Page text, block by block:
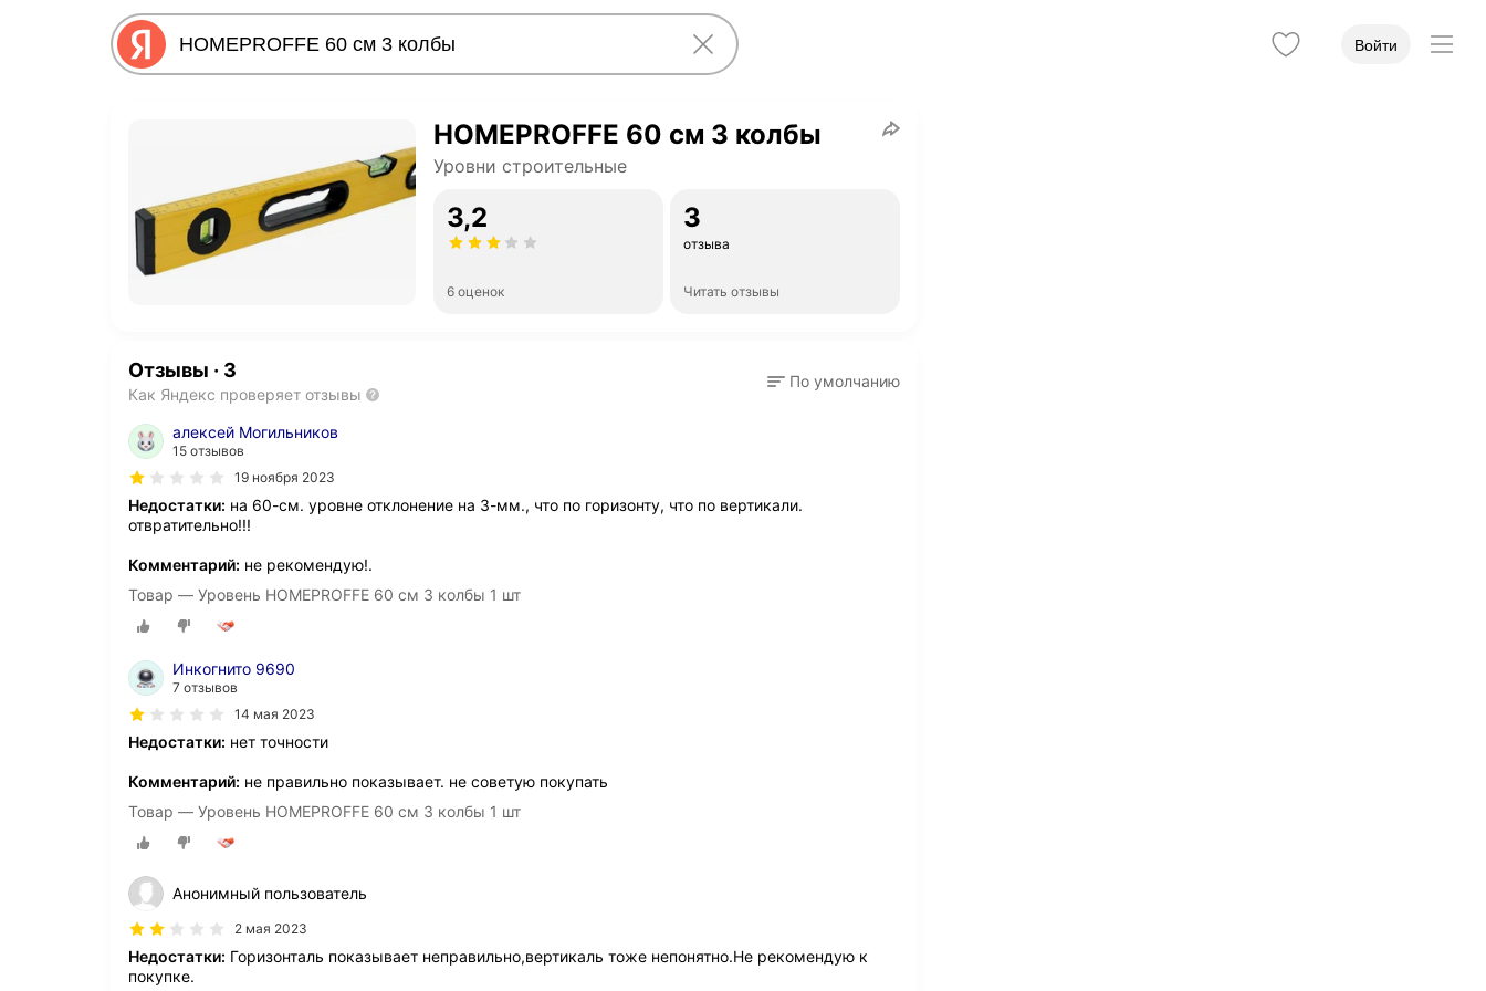
Войти
HOMEPROFFE 60 см 3 колбы
Уровни строительные
3,2
6 оценок
3
отзыва
Читать отзывы
Отзывы · 3
Как Яндекс проверяет отзывы
По умолчанию
алексей Могильников
15 отзывов
19 ноября 2023
Недостатки: на 60-см. уровне отклонение на 3-мм., что по горизонту, что по вертикали.
отвратительно!!!
Комментарий: не рекомендую!.
Товар — Уровень HOMEPROFFE 60 см 3 колбы 1 шт
Инкогнито 9690
7 отзывов
14 мая 2023
Недостатки: нет точности
Комментарий: не правильно показывает. не советую покупать
Товар — Уровень HOMEPROFFE 60 см 3 колбы 1 шт
Анонимный пользователь
2 мая 2023
Недостатки: Горизонталь показывает неправильно,вертикаль тоже непонятно.Не рекомендую к
покупке.